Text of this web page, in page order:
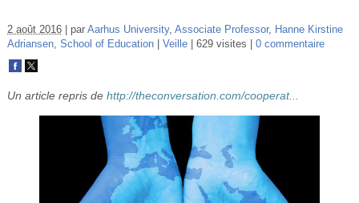
IA
Colloques
Vidéos
S’inscrire
Se connecter
2 août 2016 par Aarhus University, Associate Professor,
Hanne Kirstine
Adriansen, School of Education Veille 629 visites 0 commentaire
Un article repris de http://theconversation.com/cooperat...